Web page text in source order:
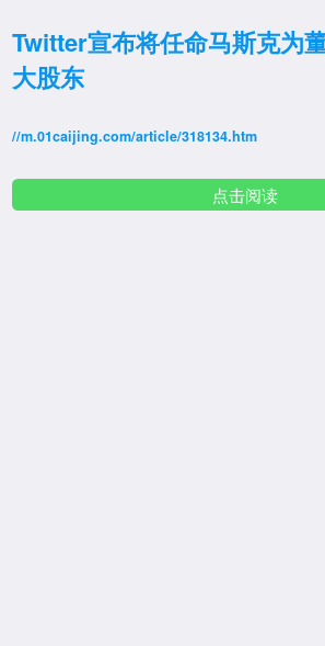
Twitter宣布将任命马斯克为
大股东
//m.01caijing.com/article/318134.htm
点击阅读